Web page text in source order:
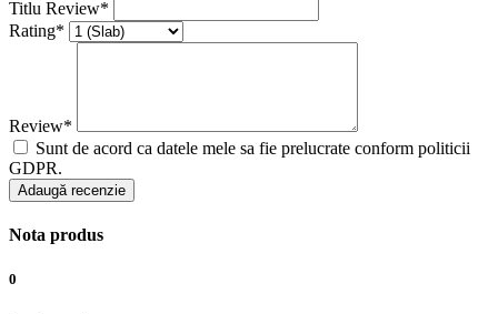
Titlu Review*
Rating*
Review*
Sunt de acord ca datele mele sa fie prelucrate conform politicii
GDPR.
Adaugă recenzie
Nota produs
0